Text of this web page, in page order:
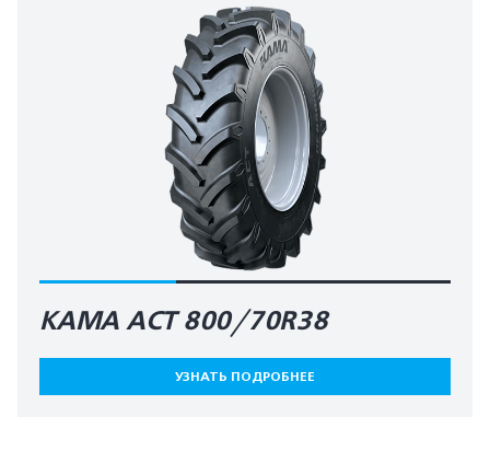
КАМА AСT 800/70R38
УЗНАТЬ ПОДРОБНЕЕ